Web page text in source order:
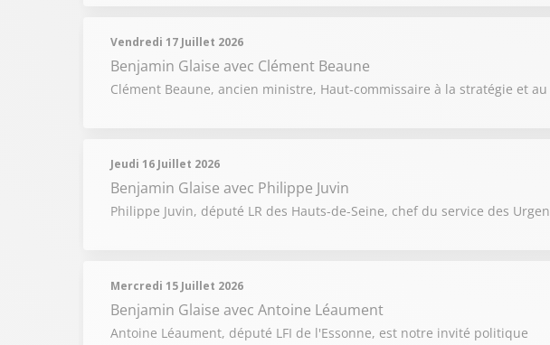
Vendredi 17 Juillet 2026
Benjamin Glaise avec Clément Beaune
Clément Beaune, ancien ministre, Haut-commissaire à la stratégie et
Jeudi 16 Juillet 2026
Benjamin Glaise avec Philippe Juvin
Philippe Juvin, député LR des Hauts-de-Seine, chef du service des
Mercredi 15 Juillet 2026
Benjamin Glaise avec Antoine Léaument
Antoine Léaument, député LFI de l'Essonne, est notre invité politique